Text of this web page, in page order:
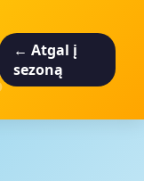
← Atgal į
sezoną